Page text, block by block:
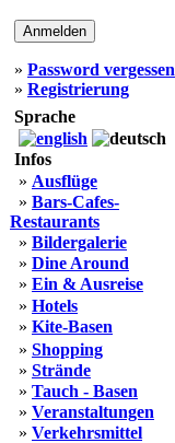
» Password vergessen
» Registrierung
Sprache
Infos
» Ausflüge
» Bars-Cafes-
Restaurants
» Bildergalerie
» Dine Around
» Ein & Ausreise
» Hotels
» Kite-Basen
» Shopping
» Strände
» Tauch - Basen
» Veranstaltungen
» Verkehrsmittel